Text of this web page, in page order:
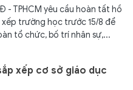
- TPHCM yêu cầu hoàn tất hồ
xếp trường học trước 15/8 để
tổ chức, bố trí nhân sự,...
xếp cơ sở giáo dục